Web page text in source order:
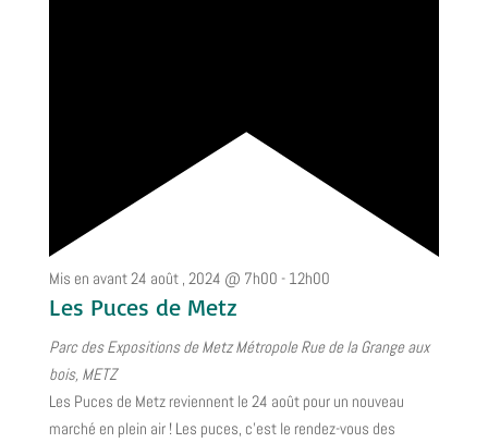
Mis en avant24 août , 2024 @ 7h00 - 12h00
Les Puces de Metz
Parc des Expositions de Metz MétropoleRue de la Grange aux
bois, METZ
Les Puces de Metz reviennent le 24 août pour un nouveau
marché en plein air ! Les puces, c'est le rendez-vous des